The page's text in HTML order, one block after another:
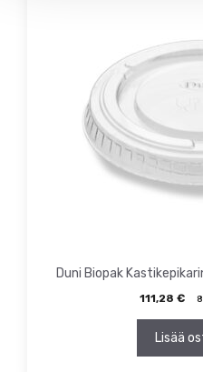
Duni Biopak
111,28 €
Lisää